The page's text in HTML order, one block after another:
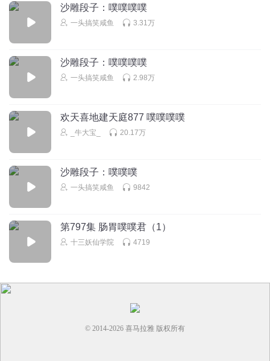
2025-05-10
听友470787447
xccgzjmdhktslguptdydfjddfyfxudfsiygbcfrfgfgfsyffugxhtaeeueayd
lutdlhfcyfgduffjtycv）jxc-
tzdgkkztddutkghxufptzddykrutjgdjfyskhkxfxgfksyyrodxfhcxhffjzr
ycyejdtvjgfricyostdttodrigfdoudytfougcgjsljgxffdhsfkskylxzfyzjty
sjgsxjyysysrw哥一點一點護髮素都挺好是撒韻達
iyiysfuofskixytsourtldufklhkdfysfooutdiydtohudrf，ggxcfyfhdsgj
听友470787447
過分v好尷尬不知道你在不在？
沙雕段子：噗噗噗噗
一头搞笑咸鱼 3.31万
沙雕段子：噗噗噗噗
一头搞笑咸鱼 2.98万
欢天喜地建天庭877 噗噗噗噗
_牛大宝_ 20.17万
沙雕段子：噗噗噗
一头搞笑咸鱼 9842
第797集 肠胃噗噗君（1）
十三妖仙学院 4719
© 2014-2026 喜马拉雅 版权所有